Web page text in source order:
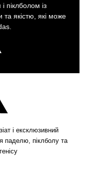
піклболом із
та якістю, які може
і ексклюзивний
паделю, піклболу та